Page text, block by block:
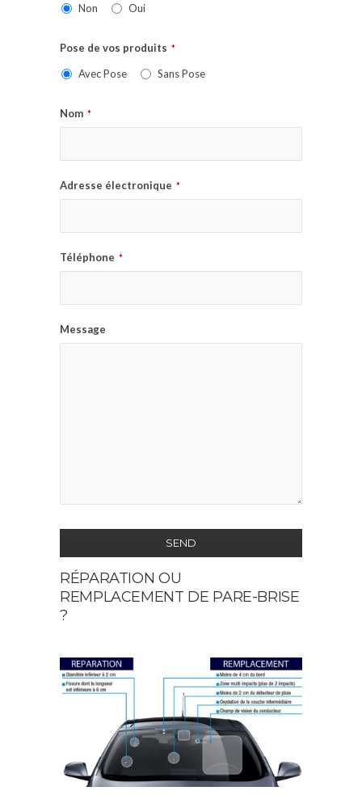
Non Oui
Pose de vos produits *
Avec Pose Sans Pose
Nom *
Adresse électronique *
Téléphone *
Message
SEND
This
field
should
left
blank
RÉPARATION OU
REMPLACEMENT DE PARE-BRISE
?